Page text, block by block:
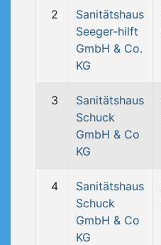
2
Sanitätshaus
Seeger-hilft
GmbH & Co.
KG
3
Sanitätshaus
Schuck
GmbH & Co
KG
4
Sanitätshaus
Schuck
GmbH & Co
KG